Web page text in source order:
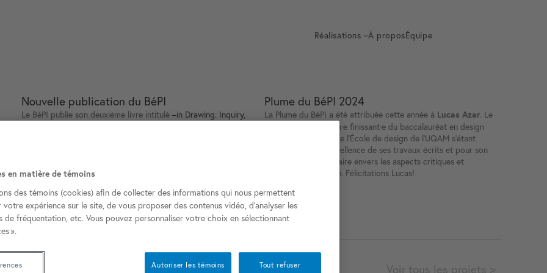
Réalisations À proposÉquipe
Nouvelle publication du BéPI
Le BéPI publie son deuxième livre intitulé –in Drawing. Inquiry,
Plume du BéPI 2024
La Plume du BéPI a été attribuée cette année à Lucas Azar. Le
prix est décerné à un·e finissant·e du baccalauréat en design
de l’environnement de l’École de design de l’UQAM s’étant
démarqué·e par l’excellence de ses travaux écrits et pour son
engagement exemplaire envers les aspects critiques et
théoriques du design. Félicitations Lucas!
Voir tous les projets >
en matière de témoins
des témoins (cookies) afin de collecter des informations qui nous permettent
votre expérience sur le site, de vous proposer des contenus vidéo, d’analyser les
de fréquentation, etc. Vous pouvez personnaliser votre choix en sélectionnant
».
Tout refuser
Autoriser les témoins